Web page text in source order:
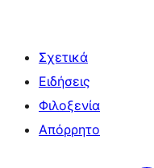
Σχετικά
Ειδήσεις
Φιλοξενία
Απόρρητο